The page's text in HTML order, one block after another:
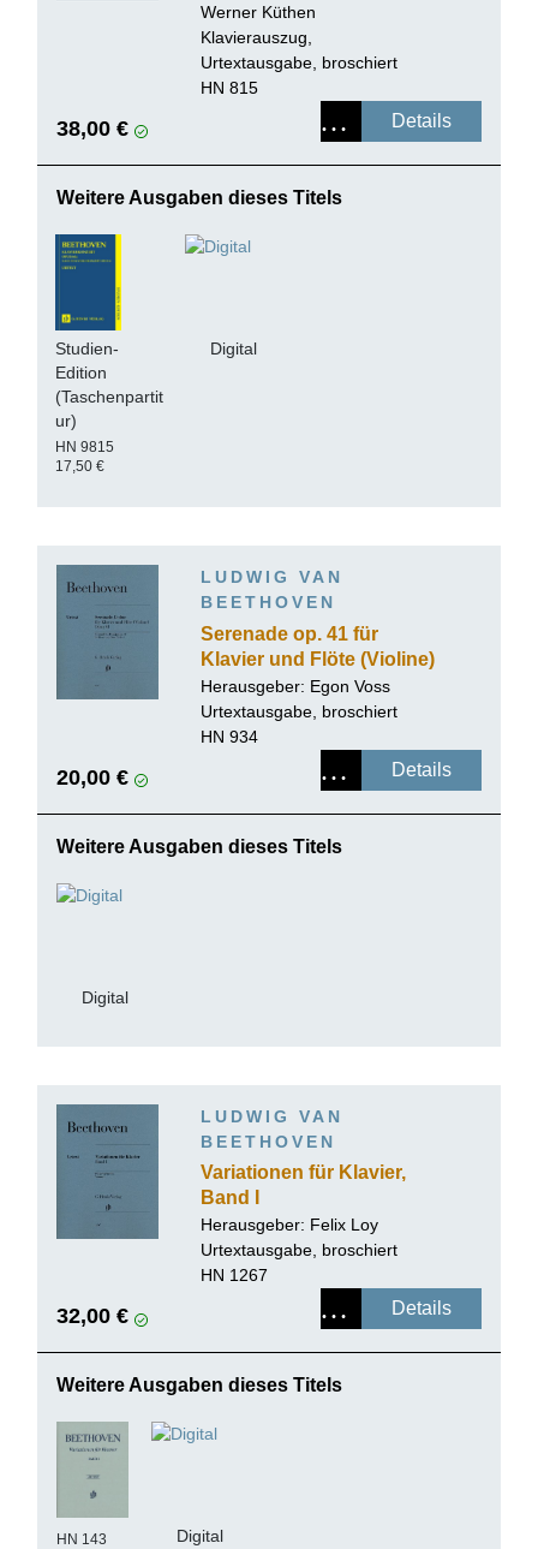
Werner Küthen
Klavierauszug,
Urtextausgabe, broschiert
HN 815
38,00 € Details
Weitere Ausgaben dieses Titels
Studien-
Edition
(Taschenpartit
ur)
HN 9815
17,50 €
Digital
LUDWIG VAN
BEETHOVEN
Serenade op. 41 für
Klavier und Flöte (Violine)
Herausgeber: Egon Voss
Urtextausgabe, broschiert
HN 934
20,00 € Details
Weitere Ausgaben dieses Titels
Digital
LUDWIG VAN
BEETHOVEN
Variationen für Klavier,
Band I
Herausgeber: Felix Loy
Urtextausgabe, broschiert
HN 1267
32,00 € Details
Weitere Ausgaben dieses Titels
HN 143
Digital